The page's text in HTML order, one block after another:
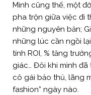
Mình cũng thế, một
pha trộn giữa việc đi
những nguyên bản;
những lúc cần ngồi
tính ROI, % tăng
giác… Đôi khi mình
cô gái bảo thủ, lãng
fashion” ngày nào.